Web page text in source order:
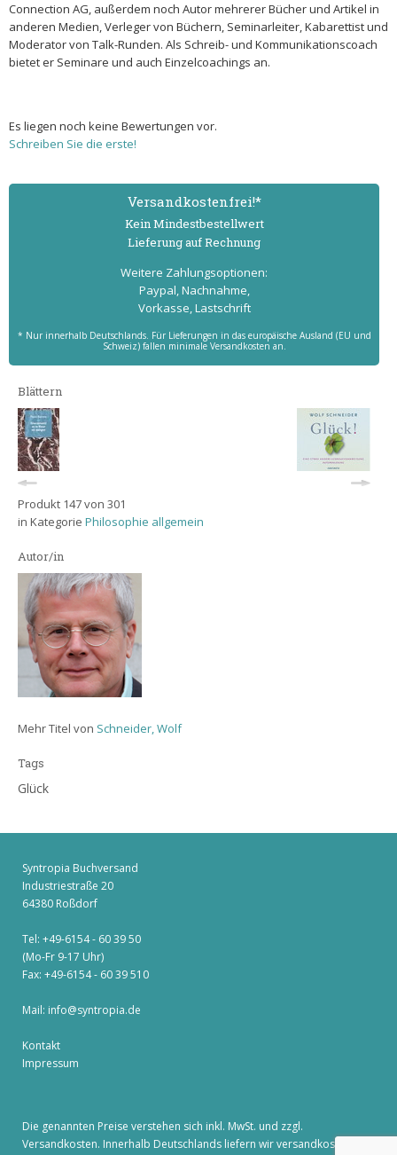
Connection AG, außerdem noch Autor mehrerer Bücher und Artikel in
anderen Medien, Verleger von Büchern, Seminarleiter, Kabarettist und
Moderator von Talk-Runden. Als Schreib- und Kommunikationscoach
bietet er Seminare und auch Einzelcoachings an.
Es liegen noch keine Bewertungen vor.
Schreiben Sie die erste!
Versand­kostenfrei!*
Kein Mindest­bestell­wert
Lieferung auf Rechnung
Weitere Zahlungs­optionen:
Paypal, Nachnahme,
Vorkasse, Lastschrift
* Nur innerhalb Deutschlands. Für Lieferungen in das europäische Ausland (EU und
Schweiz) fallen minimale Versandkosten an.
Blättern
Produkt 147 von 301
in Kategorie Philosophie allgemein
Autor/in
Mehr Titel von Schneider, Wolf
Tags
Glück
Syntropia Buchversand
Industriestraße 20
64380 Roßdorf
Tel: +49-6154 - 60 39 50
(Mo-Fr 9-17 Uhr)
Fax: +49-6154 - 60 39 510
Mail: info@syntropia.de
Kontakt
Impressum
Die genannten Preise verstehen sich inkl. MwSt. und zzgl.
Versandkosten. Innerhalb Deutschlands liefern wir versandkostenfrei!